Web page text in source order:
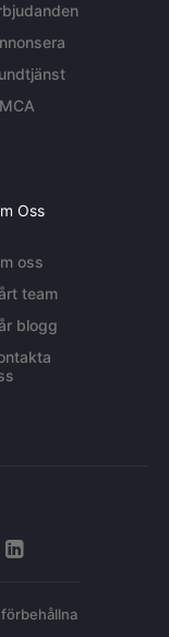
Oss
oss
team
blogg